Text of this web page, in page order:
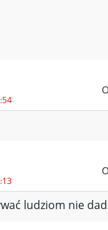
ludziom nie